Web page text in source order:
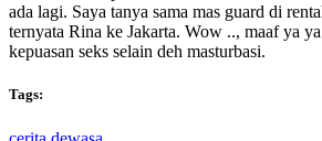
ada lagi. Saya tanya sama mas guard di
ternyata Rina ke Jakarta. Wow .., maaf ya
kepuasan seks selain deh masturbasi.
Tags: